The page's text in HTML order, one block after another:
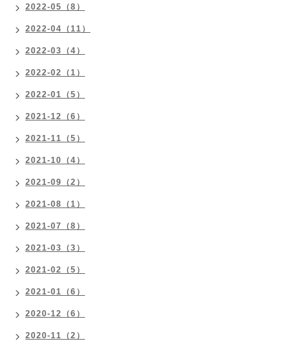
2022-05（8）
2022-04（11）
2022-03（4）
2022-02（1）
2022-01（5）
2021-12（6）
2021-11（5）
2021-10（4）
2021-09（2）
2021-08（1）
2021-07（8）
2021-03（3）
2021-02（5）
2021-01（6）
2020-12（6）
2020-11（2）